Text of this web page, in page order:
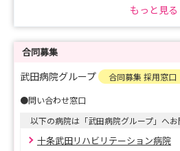
もっと見る
合同募集
武田病院グループ
合同募集 採用窓口
●問い合わせ窓口
以下の病院は「武田病院グループ」へお
十条武田リハビリテーション病院